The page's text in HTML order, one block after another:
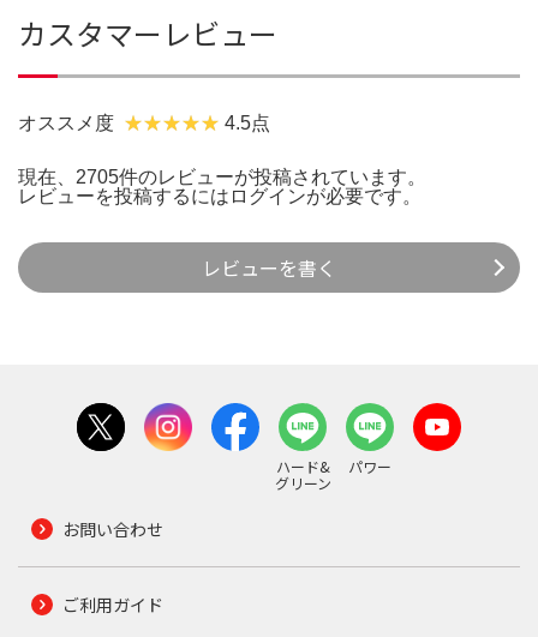
カスタマーレビュー
オススメ度 4.5点
現在、2705件のレビューが投稿されています。
レビューを投稿するには ログインが必要です。
レビューを書く
ハード&
グリーン
パワー
お問い合わせ
ご利用ガイド